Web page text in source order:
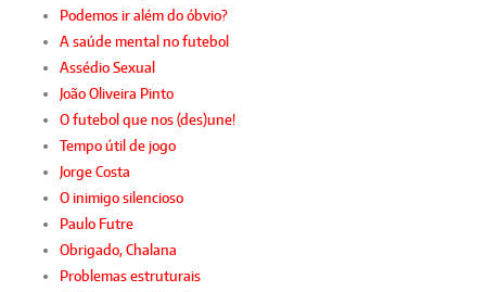
Podemos ir além do óbvio?
A saúde mental no futebol
Assédio Sexual
João Oliveira Pinto
O futebol que nos (des)une!
Tempo útil de jogo
Jorge Costa
O inimigo silencioso
Paulo Futre
Obrigado, Chalana
Problemas estruturais